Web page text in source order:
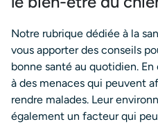
Notre rubrique dédiée à la
vous apporter des conseils
bonne santé au quotidien.
à des menaces qui peuvent
rendre malades. Leur
également un facteur qui